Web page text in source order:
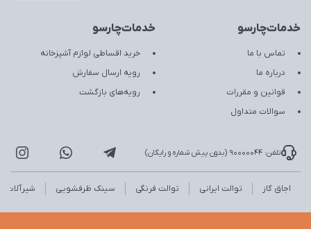
خدمات‌چارسو
تماس با ما
درباره ما
قوانین و مقررات
سوالات متداول
خدمات‌چارسو
خرید اقساطی لوازم آشپزخانه
رویه ارسال سفارش
رویه‌های بازگشت
تلفن: 90000044 (بدون پیش شماره و رایگان)
اجاق گاز توالت ایرانی توالت فرنگی سینک ظرفشویی شیرآلات